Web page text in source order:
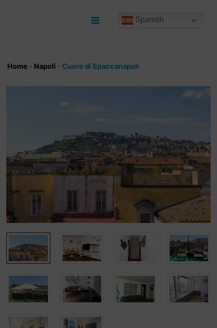
Spanish
Home - Napoli - Cuore di Spaccanapoli